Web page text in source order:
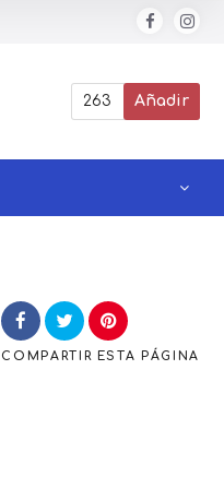
263 Añadir
COMPARTIR ESTA PÁGINA